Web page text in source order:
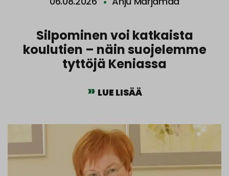
Silpominen voi katkaista
koulutien – näin suojelemme
tyttöjä Keniassa
LUE LISÄÄ